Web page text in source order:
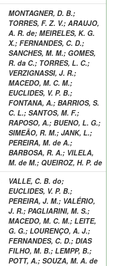
MONTAGNER, D. B.;
TORRES, F. Z. V.; ARAUJO,
A. R. de; MEIRELES, K. G.
X.; FERNANDES, C. D.;
SANCHES, M. M.; GOMES,
R. da C.; TORRES, L. C.;
VERZIGNASSI, J. R.;
MACEDO, M. C. M.;
EUCLIDES, V. P. B.;
FONTANA, A.; BARRIOS, S.
C. L.; SANTOS, M. F.;
RAPOSO, A.; BUENO, L. G.;
SIMEÃO, R. M.; JANK, L.;
PEREIRA, M. de A.;
BARBOSA, R. A.; VILELA,
M. de M.; QUEIROZ, H. P. de
VALLE, C. B. do;
EUCLIDES, V. P. B.;
PEREIRA, J. M.; VALÉRIO,
J. R.; PAGLIARINI, M. S.;
MACEDO, M. C. M.; LEITE,
G. G.; LOURENÇO, A. J.;
FERNANDES, C. D.; DIAS
FILHO, M. B.; LEMPP, B.;
POTT, A.; SOUZA, M. A. de